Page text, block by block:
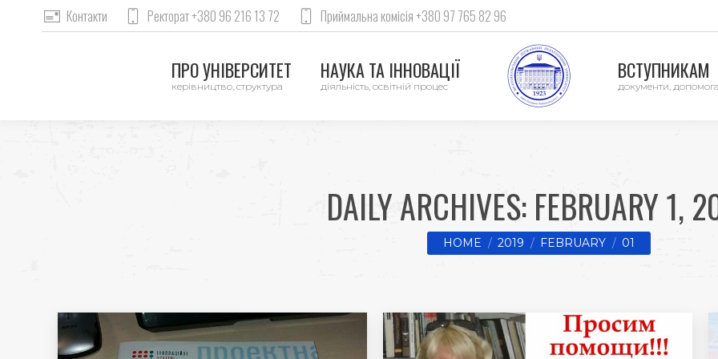
Контакти Ректорат +380 96 216 13 72 Приймальна комісія +380 97 765 82 96
ПРО УНІВЕРСИТЕТ
керівництво, структура
НАУКА ТА ІННОВАЦІЇ
діяльність, освітній процес
ВСТУПНИКАМ
документи, допомога
DAILY ARCHIVES: FEBRUARY 1,
You are here:
HOME 2019 FEBRUARY 01